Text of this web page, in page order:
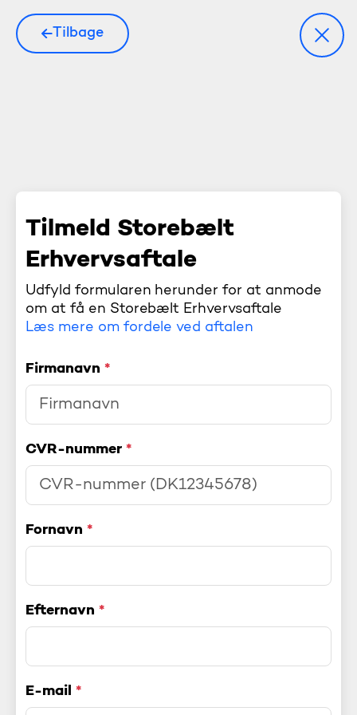
Tilbage
Tilmeld Storebælt
Erhvervsaftale
Udfyld formularen herunder for at anmode
om at få en Storebælt Erhvervsaftale
Læs mere om fordele ved aftalen
Firmanavn *
CVR-nummer *
Fornavn *
Efternavn *
E-mail *